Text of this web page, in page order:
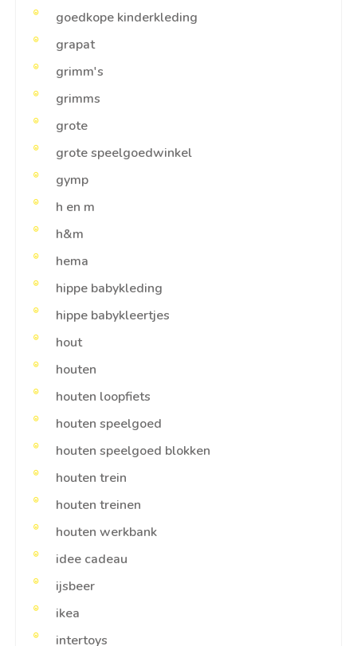
goedkope kinderkleding
grapat
grimm's
grimms
grote
grote speelgoedwinkel
gymp
h en m
h&m
hema
hippe babykleding
hippe babykleertjes
hout
houten
houten loopfiets
houten speelgoed
houten speelgoed blokken
houten trein
houten treinen
houten werkbank
idee cadeau
ijsbeer
ikea
intertoys